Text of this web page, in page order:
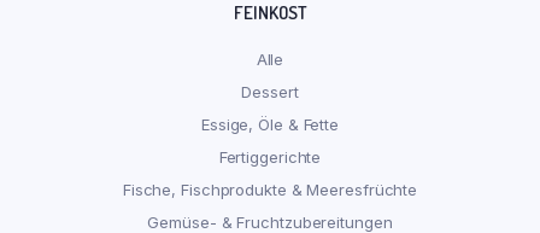
FEINKOST
Alle
Dessert
Essige, Öle & Fette
Fertiggerichte
Fische, Fischprodukte & Meeresfrüchte
Gemüse- & Fruchtzubereitungen